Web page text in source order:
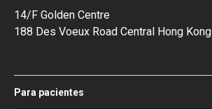
14/F Golden Centre
188 Des Voeux Road Central Hong Kong
Para pacientes